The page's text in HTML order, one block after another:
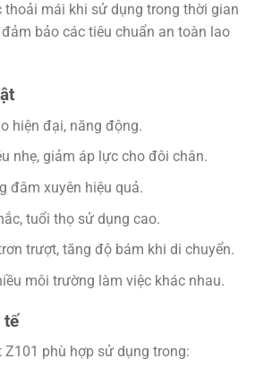
thoải mái khi sử dụng trong thời gian
bảo các tiêu chuẩn an toàn lao
hiện đại, năng động.
nhẹ, giảm áp lực cho đôi chân.
đâm xuyên hiệu quả.
tuổi thọ sử dụng cao.
trượt, tăng độ bám khi di chuyển.
môi trường làm việc khác nhau.
tế
Z101 phù hợp sử dụng trong: